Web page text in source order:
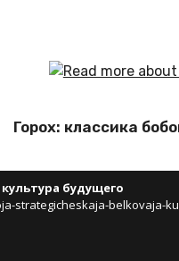
Горох: классика
будущего
strategicheskaja-belkovaja-